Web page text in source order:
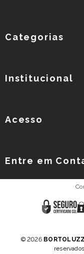
Categorias
Institucional
Acesso
Entre em
© 2026